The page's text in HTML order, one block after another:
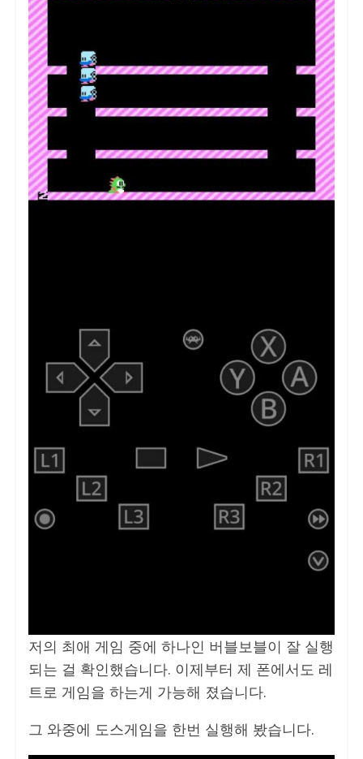
저의 최애 게임 중에 하나인 버블보블이 잘 실행
되는 걸 확인했습니다. 이제부터 제 폰에서도 레
트로 게임을 하는게 가능해 졌습니다.
그 와중에 도스게임을 한번 실행해 봤습니다.